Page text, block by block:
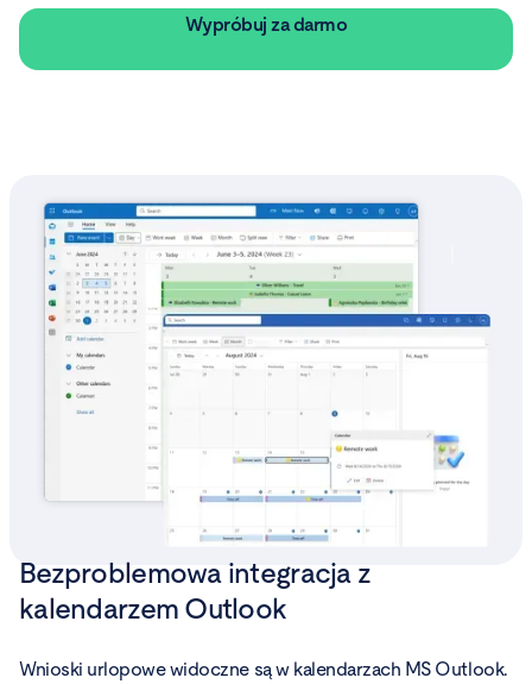
Sprawdź swoje saldo urlopowe bez konieczności
pytania działu HR o aktualizacje.
Wypróbuj za darmo
Bezproblemowa integracja z
kalendarzem Outlook
Wnioski urlopowe widoczne są w kalendarzach MS Outlook.